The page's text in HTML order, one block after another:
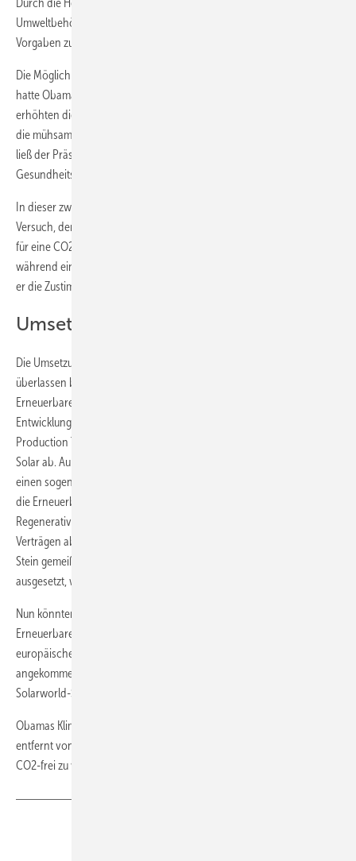
Umweltbehörde EPA in der Zuständigkeit. Sie macht nun offiziell die
Vorgaben zur Reduzierung des CO2-Ausstoßes.
Die Möglichkeit, die CO2-Reduktionsziele über die EPA anzugehen,
hatte Obama bereits vor über zwei Jahren geprüft. Doch damals
erhöhten die Republikaner im Gegenzug den Druck auf ihn, indem sie
die mühsam erkämpfte Gesundheitsreform in Frage stellten. Am Ende
ließ der Präsident die Klimafrage zunächst unbeantwortet, um seine
Gesundheitsreform nicht zu gefährden.
In dieser zweiten Amtszeit geht er keinesfalls unbedacht vor bei dem
Versuch, den Klimaschutz zu etablieren. Er verbreitet seine Botschaft
für eine CO2-Reduktion zum Wohle der amerikanischen Kinder,
während eines Besuchs in einem Kinderkrankenhaus. Damit gewinnt
er die Zustimmung der Bevölkerung.
Umsetzung selbst bestimmt
Die Umsetzung der Klimaziele soll jedem Bundesstaat selbst
überlassen bleiben. Fest steht aber schon jetzt, dass die
Erneuerbaren-Branche damit mehr Sicherheit erhält. Bisher hing ihre
Entwicklung immer stark von den Steuererleichterungen, den
Production Tax Credits für Windkraft und Investment Tax Credits für
Solar ab. Außerdem gibt es bereits in mehr als der Hälfte aller Staaten
einen sogenannten Renewables Portfolio Standard, ein Ausbauziel für
die Erneuerbaren. Dieser RPS hat die Energieversorger veranlasst,
Regenerativstrom zum Beispiel aus Windparks mit langfristigen
Verträgen abzunehmen. Allerdings waren diese Regelungen nicht in
Stein gemeißelt. Zwischenzeitlich wurden sie in einigen Staaten
ausgesetzt, wenn die Wirtschaft kriselte und der Strompreis stieg.
Nun könnten also die USA noch stärker als bisher zum Mekka für die
Erneuerbaren-Branche werden. Davon profitieren wiederum
europäische Solar- und Windkraftfirmen, die dort längst
angekommen sind. Große Siemens-Windparks in Texas oder
Solarworld-Solarparks in Kalifornien sind nur zwei Beispiele.
Obamas Klimaziel gleichwohl ist nur ein Anfang und noch immer weit
entfernt von dem UN-Ziel der Industriestaaten, bis 2050 praktisch
CO2-frei zu werden. (